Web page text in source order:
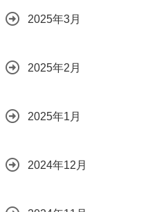
2025年3月
2025年2月
2025年1月
2024年12月